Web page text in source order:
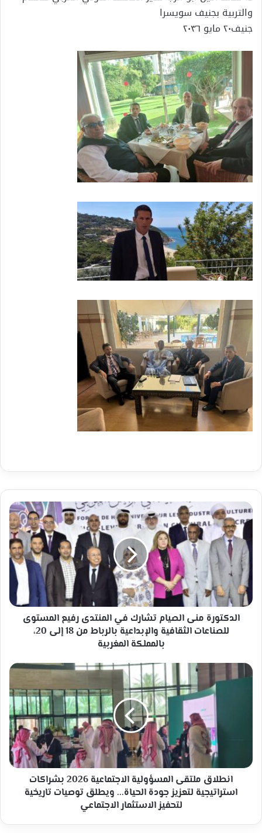
والتربية بجنيف سويسرا
جنيف٢٠ مايو ٢٠٣٦
الدكتورة
منى
الصيام
تشارك
في
المنتدى
رفيع
المستوى
للصناعات
الثقافية
والإبداعية
18
إلى
الدكتورة منى الصيام تشارك في المنتدى رفيع المستوى
للصناعات الثقافية والإبداعية بالرباط من 18 إلى 20،
بالمملكة المغربية
انطلاق
ملتقى
جودة
الحياة...
ويطلق
لتحفيز
انطلاق ملتقى المسؤولية الاجتماعية 2026 بشراكات
استراتيجية لتعزيز جودة الحياة... ويطلق توصيات تاريخية
لتحفيز الاستثمار الاجتماعي